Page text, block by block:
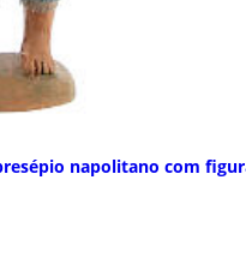
napolitano com